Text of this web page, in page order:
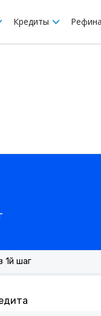
Кредиты